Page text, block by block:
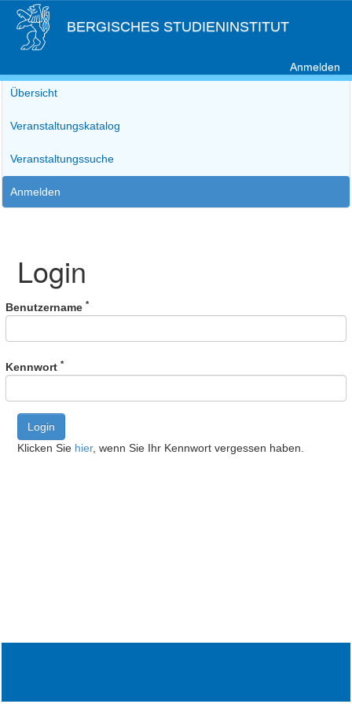
BERGISCHES STUDIENINSTITUT
Anmelden
Übersicht
Veranstaltungskatalog
Veranstaltungssuche
Anmelden
Login
Benutzername*
Kennwort*
Login
Klicken Sie hier, wenn Sie Ihr Kennwort vergessen haben.